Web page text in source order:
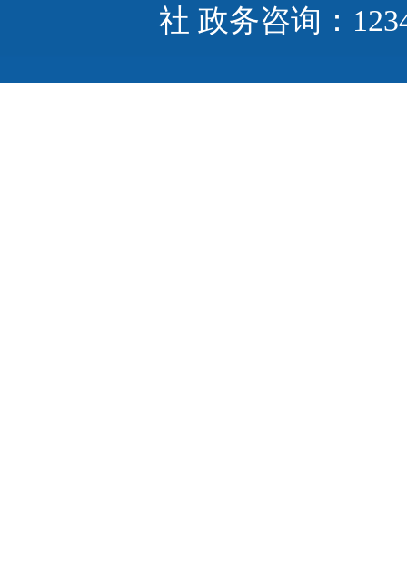
社 政务咨询：